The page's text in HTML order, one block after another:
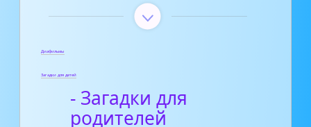
Диафильмы
Загадки для детей
- Загадки для
родителей